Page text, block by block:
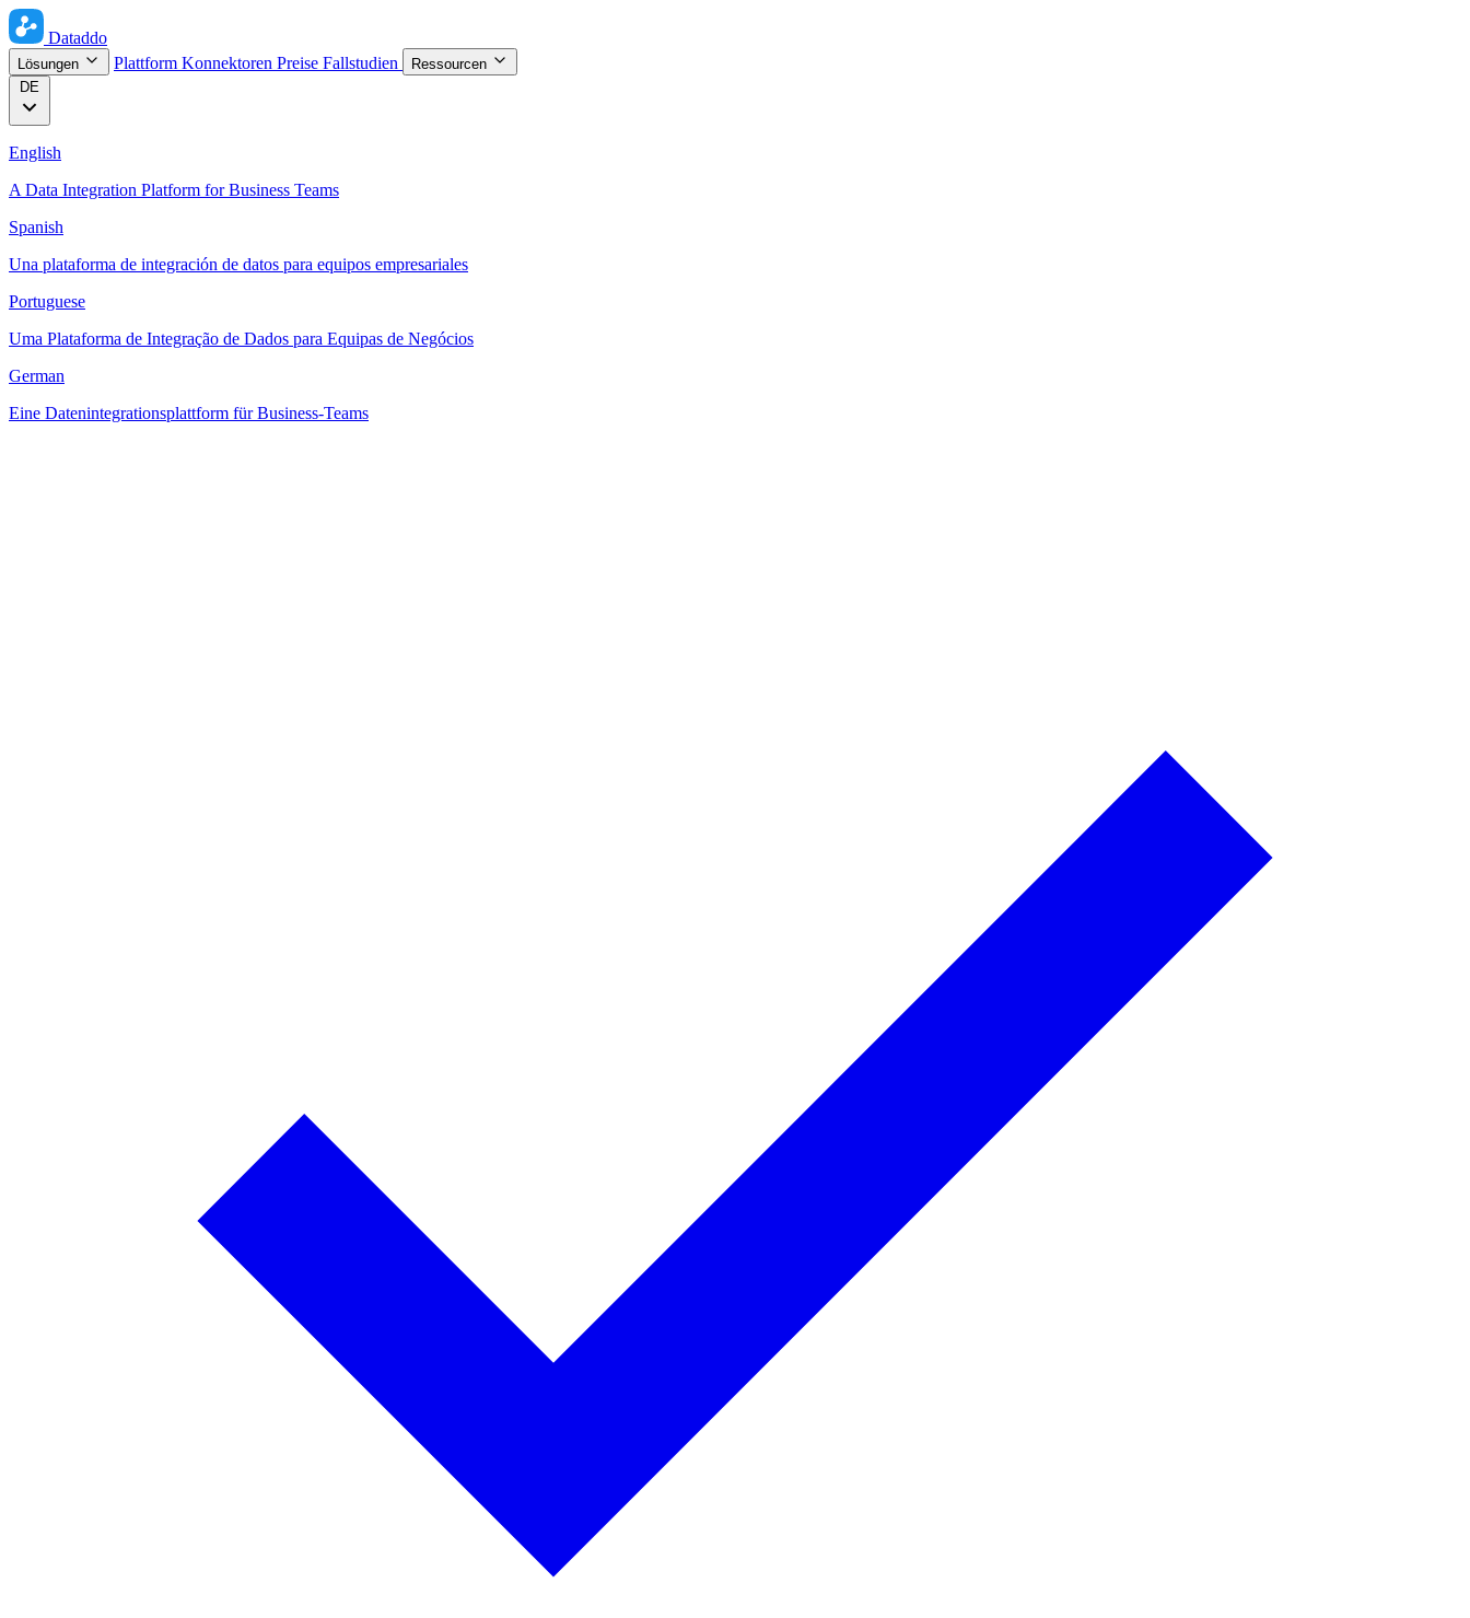
Dataddo
Lösungen Plattform Konnektoren Preise Fallstudien
Ressourcen
DE
English
A Data Integration Platform for Business Teams
Spanish
Una plataforma de integración de datos para equipos empresariales
Portuguese
Uma Plataforma de Integração de Dados para Equipas de Negócios
German
Eine Datenintegrationsplattform für Business-Teams